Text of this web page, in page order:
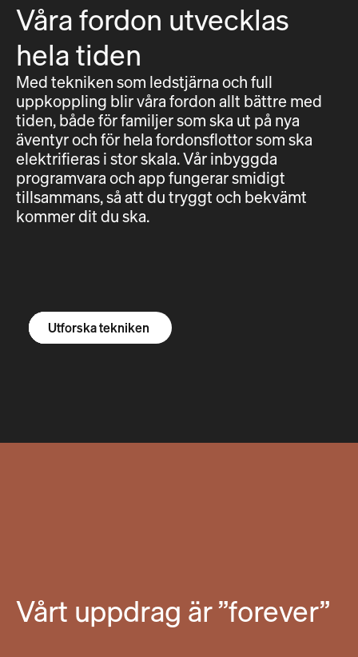
Våra fordon utvecklas
hela tiden
Med tekniken som ledstjärna och full
uppkoppling blir våra fordon allt bättre med
tiden, både för familjer som ska ut på nya
äventyr och för hela fordonsflottor som ska
elektrifieras i stor skala. Vår inbyggda
programvara och app fungerar smidigt
tillsammans, så att du tryggt och bekvämt
kommer dit du ska.
Utforska R1S
Utforska R1T
Utforska skåpbilar
Utforska tekniken
Vårt uppdrag är ”forever”